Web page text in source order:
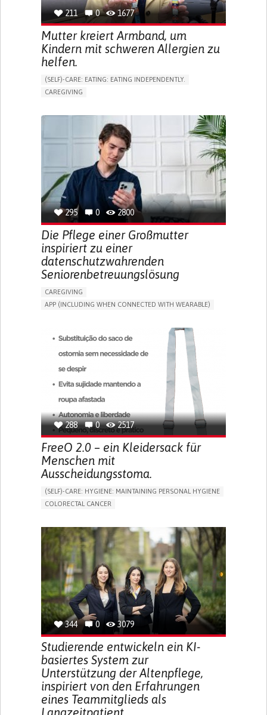
211 0 1677
Mutter kreiert Armband, um
Kindern mit schweren Allergien zu
helfen.
(SELF)-CARE: EATING: EATING INDEPENDENTLY.
CAREGIVING
BODY-WORN SOLUTIONS (CLOTHING, ACCESSORIES,
SHOES, SENSORS...)
ALLEVIATING ALLERGIES
PREVENTING (VACCINATION, PROTECTION, FALLS,
RESEARCH/MAPPING)
CAREGIVING SUPPORT
IMMUNO-ALLERGOLOGY
SPAIN
295 0 2800
Die Pflege einer Großmutter
inspiriert zu einer
datenschutzwahrenden
Seniorenbetreuungslösung
CAREGIVING
APP (INCLUDING WHEN CONNECTED WITH WEARABLE)
ASSISTIVE DAILY LIFE DEVICE (TO HELP ADL)
PROMOTING SELF-MANAGEMENT
PREVENTING (VACCINATION, PROTECTION, FALLS,
CAREGIVING SUPPORT
GENERAL AND FAMILY MEDICINE
MOBILITY ISSUES
CAREGIVER SUPPORT
SOLUTIONS FOR DISABLED PEOPLE
INDIA
288 0 2517
FreeO 2.0 – ein Kleidersack für
Menschen mit
Ausscheidungsstoma.
(SELF)-CARE: HYGIENE: MAINTAINING PERSONAL HYGIENE
COLORECTAL CANCER
PROMOTING SELF-MANAGEMENT
GASTROENTEROLOGY
MEDICAL ONCOLOGY
PORTUGAL
344 0 3079
Studierende entwickeln ein KI-
basiertes System zur
Unterstützung der Altenpflege,
inspiriert von den Erfahrungen
eines Teammitglieds als